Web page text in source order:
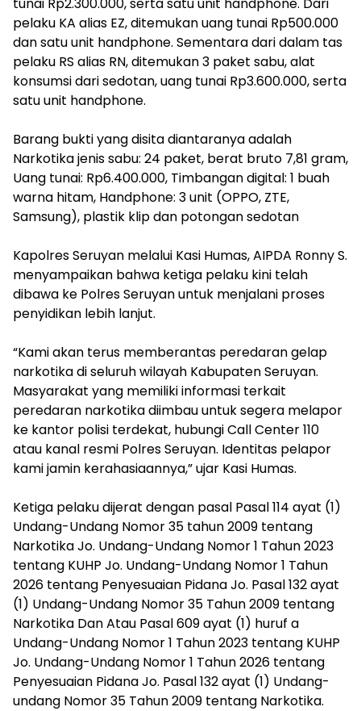
pelaku KA alias EZ, ditemukan uang tunai Rp500.000
dan satu unit handphone. Sementara dari dalam tas
pelaku RS alias RN, ditemukan 3 paket sabu, alat
konsumsi dari sedotan, uang tunai Rp3.600.000, serta
satu unit handphone.
Barang bukti yang disita diantaranya adalah
Narkotika jenis sabu: 24 paket, berat bruto 7,81 gram,
Uang tunai: Rp6.400.000, Timbangan digital: 1 buah
warna hitam, Handphone: 3 unit (OPPO, ZTE,
Samsung), plastik klip dan potongan sedotan
Kapolres Seruyan melalui Kasi Humas, AIPDA Ronny S.
menyampaikan bahwa ketiga pelaku kini telah
dibawa ke Polres Seruyan untuk menjalani proses
penyidikan lebih lanjut.
“Kami akan terus memberantas peredaran gelap
narkotika di seluruh wilayah Kabupaten Seruyan.
Masyarakat yang memiliki informasi terkait
peredaran narkotika diimbau untuk segera melapor
ke kantor polisi terdekat, hubungi Call Center 110
atau kanal resmi Polres Seruyan. Identitas pelapor
kami jamin kerahasiaannya,” ujar Kasi Humas.
Ketiga pelaku dijerat dengan pasal Pasal 114 ayat (1)
Undang-Undang Nomor 35 tahun 2009 tentang
Narkotika Jo. Undang-Undang Nomor 1 Tahun 2023
tentang KUHP Jo. Undang-Undang Nomor 1 Tahun
2026 tentang Penyesuaian Pidana Jo. Pasal 132 ayat
(1) Undang-Undang Nomor 35 Tahun 2009 tentang
Narkotika Dan Atau Pasal 609 ayat (1) huruf a
Undang-Undang Nomor 1 Tahun 2023 tentang KUHP
Jo. Undang-Undang Nomor 1 Tahun 2026 tentang
Penyesuaian Pidana Jo. Pasal 132 ayat (1) Undang-
undang Nomor 35 Tahun 2009 tentang Narkotika.